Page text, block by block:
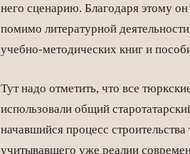
него сценарию. Благодаря этому
помимо литературной
учебно-методических книг и
Тут надо отметить, что все
использовали общий
начавшийся процесс
учитывавшего уже реалии